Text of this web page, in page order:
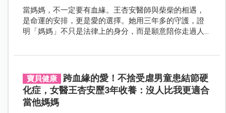
當媽媽，不一定要有血緣。王杏安醫師與柴柴的相遇，
是命運的安排，更是愛的選擇。她用三年多的守護，證
明「媽媽」不只是法律上的身分，而是願意陪你走過人
寶貝健康
跨血緣的愛！不捨受虐男童患結節硬
化症，女醫王杏安歷3年收養：沒人比我更適合
當他媽媽